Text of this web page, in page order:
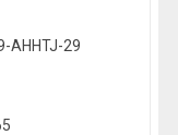
AHHTJ-29